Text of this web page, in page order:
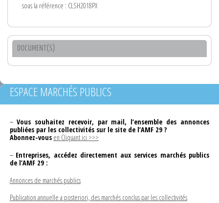
sous la référence : CLSH2018PX
DOCUMENT(S)
ESPACE MARCHÉS PUBLICS
– Vous souhaitez recevoir, par mail, l’ensemble des annonces
publiées par les collectivités sur le site de l’AMF 29 ?
Abonnez-vous en Cliquant ici >>>
– Entreprises, accédez directement aux services marchés publics
de l’AMF 29 :
Annonces de marchés publics
Publication annuelle a posteriori, des marchés conclus par les collectivités